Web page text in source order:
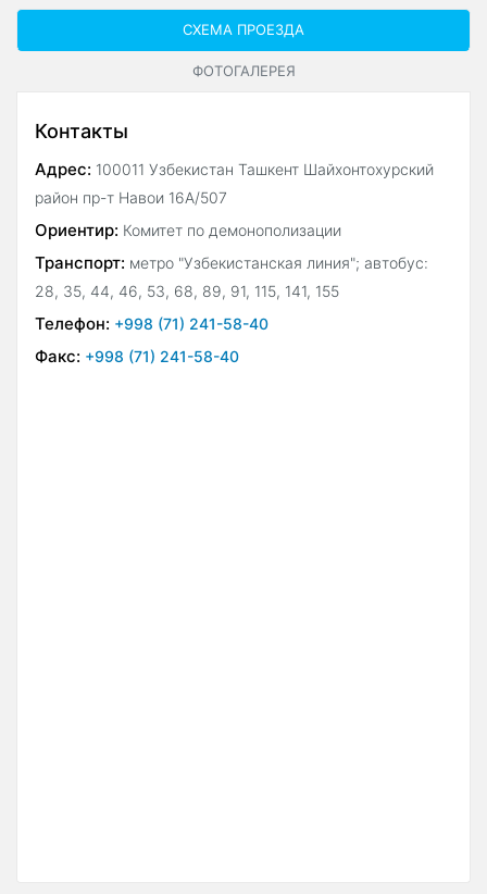
СХЕМА ПРОЕЗДА
ФОТОГАЛЕРЕЯ
Контакты
Адрес: 100011 Узбекистан Ташкент Шайхонтохурский
район пр-т Навои 16А/507
Ориентир: Комитет по демонополизации
Транспорт: метро "Узбекистанская линия"; автобус:
28, 35, 44, 46, 53, 68, 89, 91, 115, 141, 155
Телефон: +998 (71) 241-58-40
Факс: +998 (71) 241-58-40